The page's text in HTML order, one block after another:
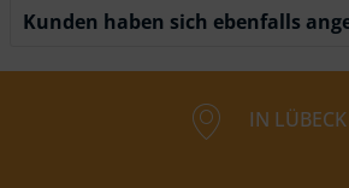
Kunden haben sich ebenfalls
IN LÜBECK